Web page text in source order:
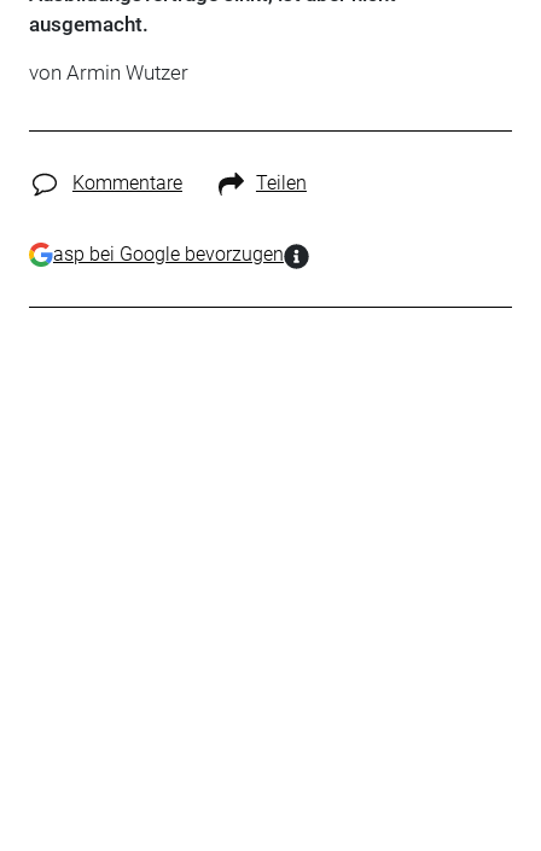
ausgemacht.
von Armin Wutzer
Kommentare Teilen
asp bei Google bevorzugen